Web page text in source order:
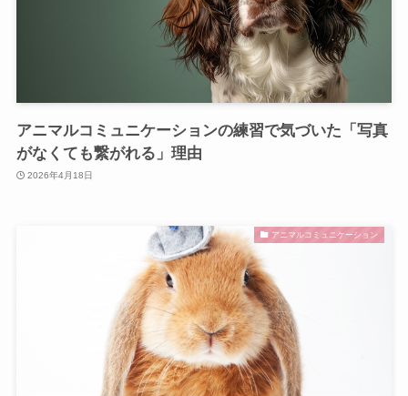
アニマルコミュニケーションの練習で気づいた「写真
がなくても繋がれる」理由
2026年4月18日
アニマルコミュニケーション